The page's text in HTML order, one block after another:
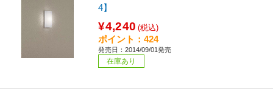
4】
¥4,240 (税込)
ポイント：424
発売日：2014/09/01発売
在庫あり